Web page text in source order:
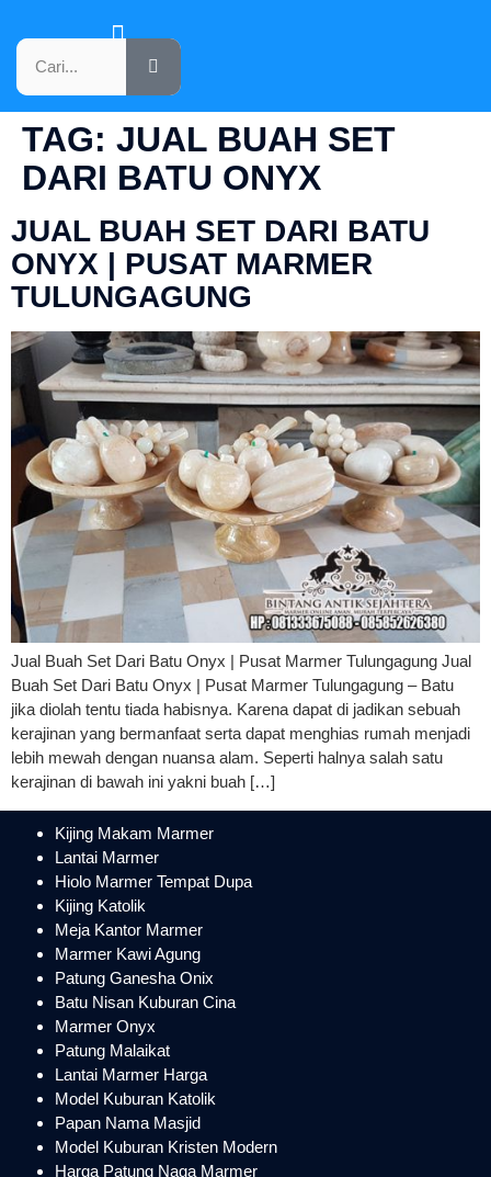
TAG: JUAL BUAH SET
DARI BATU ONYX
JUAL BUAH SET DARI BATU
ONYX | PUSAT MARMER
TULUNGAGUNG
Jual Buah Set Dari Batu Onyx | Pusat Marmer Tulungagung Jual
Buah Set Dari Batu Onyx | Pusat Marmer Tulungagung – Batu
jika diolah tentu tiada habisnya. Karena dapat di jadikan sebuah
kerajinan yang bermanfaat serta dapat menghias rumah menjadi
lebih mewah dengan nuansa alam. Seperti halnya salah satu
kerajinan di bawah ini yakni buah […]
Kijing Makam Marmer
Lantai Marmer
Hiolo Marmer Tempat Dupa
Kijing Katolik
Meja Kantor Marmer
Marmer Kawi Agung
Patung Ganesha Onix
Batu Nisan Kuburan Cina
Marmer Onyx
Patung Malaikat
Lantai Marmer Harga
Model Kuburan Katolik
Papan Nama Masjid
Model Kuburan Kristen Modern
Harga Patung Naga Marmer